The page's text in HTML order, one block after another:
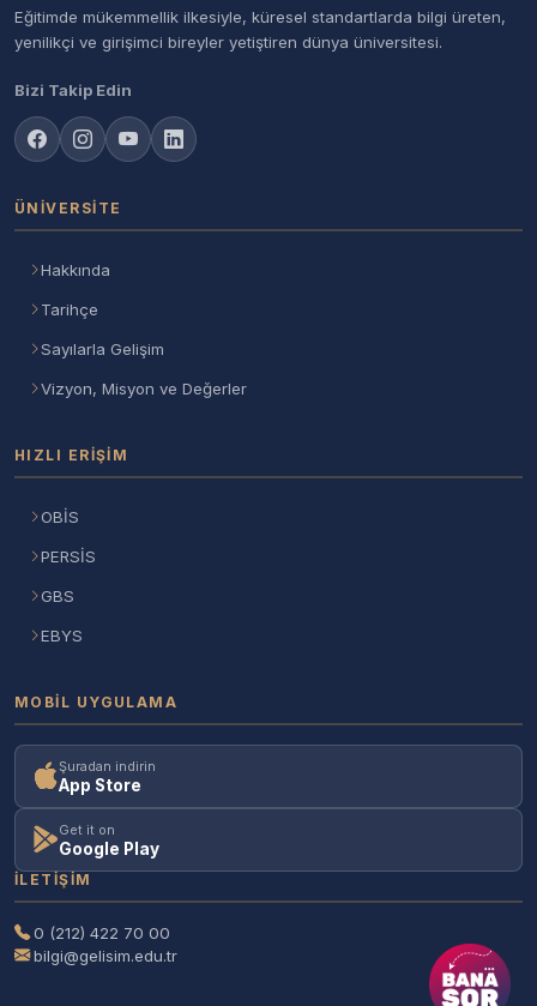
Eğitimde mükemmellik ilkesiyle, küresel standartlarda bilgi üreten,
yenilikçi ve girişimci bireyler yetiştiren dünya üniversitesi.
Bizi Takip Edin
ÜNIVERSITE
Hakkında
Tarihçe
Sayılarla Gelişim
Vizyon, Misyon ve Değerler
HIZLI ERIŞIM
OBİS
PERSİS
GBS
EBYS
MOBIL UYGULAMA
Şuradan indirin
App Store
Get it on
Google Play
İLETIŞIM
0 (212) 422 70 00
bilgi@gelisim.edu.tr